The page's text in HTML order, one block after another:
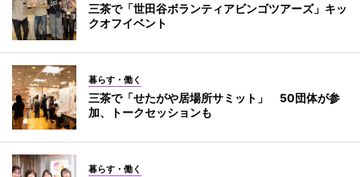
三茶で「世田谷ボランティアビンゴツアーズ」キッ
クオフイベント
暮らす・働く
三茶で「せたがや居場所サミット」 50団体が参
加、トークセッションも
暮らす・働く